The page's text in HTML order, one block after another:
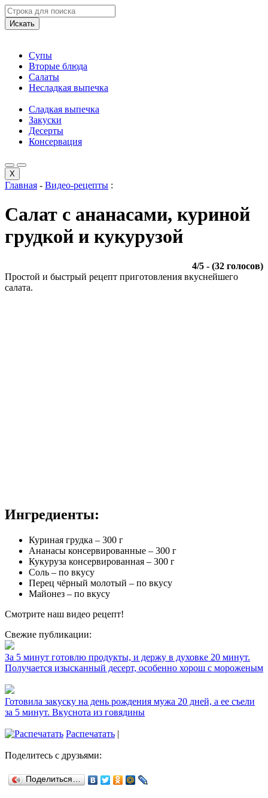
Искать
Супы
Вторые блюда
Салаты
Несладкая выпечка
Сладкая выпечка
Закуски
Десерты
Консервация
X
Главная - Видео-рецепты :
Салат с ананасами, куриной
грудкой и кукурузой
4/5 - (32 голосов)
Простой и быстрый рецепт приготовления вкуснейшего
салата.
Ингредиенты:
Куриная грудка – 300 г
Ананасы консервированные – 300 г
Кукуруза консервированная – 300 г
Соль – по вкусу
Перец чёрный молотый – по вкусу
Майонез – по вкусу
Смотрите наш видео рецепт!
Свежие публикации:
За 5 минут готовлю продукты, и держу в духовке 20 минут.
Получается изысканный десерт, особенно хорош с мороженым
Готовила закуску на день рождения мужа 20 дней, а ее съели
за 5 минут. Вкуснота из говядины
Распечатать |
Поделитесь с друзьями:
Поделиться…